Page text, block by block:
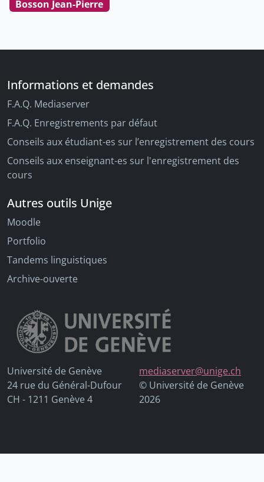
Bosson Jean-Pierre
Informations et demandes
F.A.Q. Mediaserver
F.A.Q. Enregistrements par défaut
Conseils aux étudiant-es sur l’enregistrement des cours
Conseils aux enseignant-es sur l'enregistrement des
cours
Autres outils Unige
Moodle
Portfolio
Tandems linguistiques
Archive-ouverte
Université de Genève
24 rue du Général-Dufour
CH - 1211 Genève 4
mediaserver@unige.ch
© Université de Genève
2026